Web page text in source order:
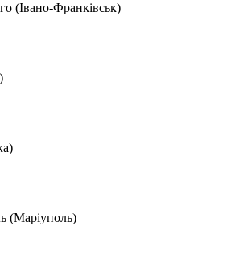
(Івано-Франківськ)
(Маріуполь)